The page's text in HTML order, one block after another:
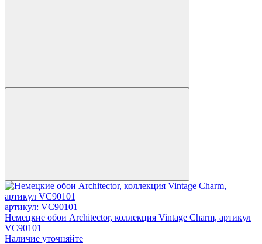
артикул: VC90101
Немецкие обои Architector, коллекция Vintage Charm, артикул
VC90101
Наличие уточняйте